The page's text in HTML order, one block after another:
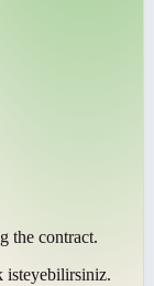
the contract.
isteyebilirsiniz.